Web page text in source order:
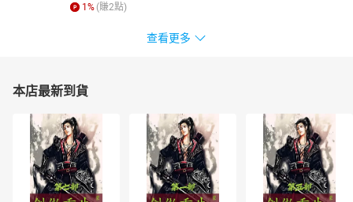
1 % (賺2點)
查看更多
本店最新到貨